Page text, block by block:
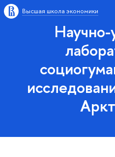
Высшая школа экономики
Научно-